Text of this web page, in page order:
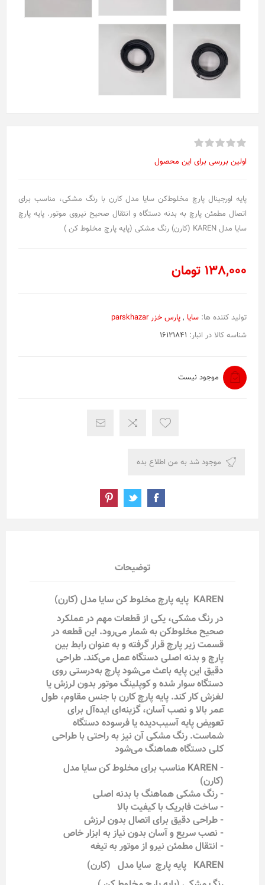
اولین بررسی برای این محصول
پایه اورجینال پارچ مخلوط‌کن سایا مدل کارن با رنگ مشکی، مناسب برای
اتصال مطمئن پارچ به بدنه دستگاه و انتقال صحیح نیروی موتور. پایه پارچ
سایا مدل KAREN (کارن) رنگ مشکی (پایه پارچ مخلوط کن )
138,000 تومان
تولید کننده ها: سایا , پارس خزر parskhazar
شناسه کالا در انبار: 16121841
موجود نیست
توضیحات
KAREN پایه پارچ مخلوط کن سایا مدل (کارن)
در رنگ مشکی، یکی از قطعات مهم در عملکرد
صحیح مخلوط‌کن به شمار می‌رود. این قطعه در
قسمت زیر پارچ قرار گرفته و به عنوان رابط بین
پارچ و بدنه اصلی دستگاه عمل می‌کند. طراحی
دقیق این پایه باعث می‌شود پارچ به‌درستی روی
دستگاه سوار شده و کوپلینگ موتور بدون لرزش یا
لغزش کار کند. پایه پارچ کارن با جنس مقاوم، طول
عمر بالا و نصب آسان، گزینه‌ای ایده‌آل برای
تعویض پایه آسیب‌دیده یا فرسوده دستگاه
شماست. رنگ مشکی آن نیز به راحتی با طراحی
کلی دستگاه هماهنگ می‌شود
- KAREN مناسب برای مخلوط کن سایا مدل
(کارن)
- رنگ مشکی هماهنگ با بدنه اصلی
- ساخت فابریک با کیفیت بالا
- طراحی دقیق برای اتصال بدون لرزش
- نصب سریع و آسان بدون نیاز به ابزار خاص
- انتقال مطمئن نیرو از موتور به تیغه
KAREN پایه پارچ سایا مدل (کارن)